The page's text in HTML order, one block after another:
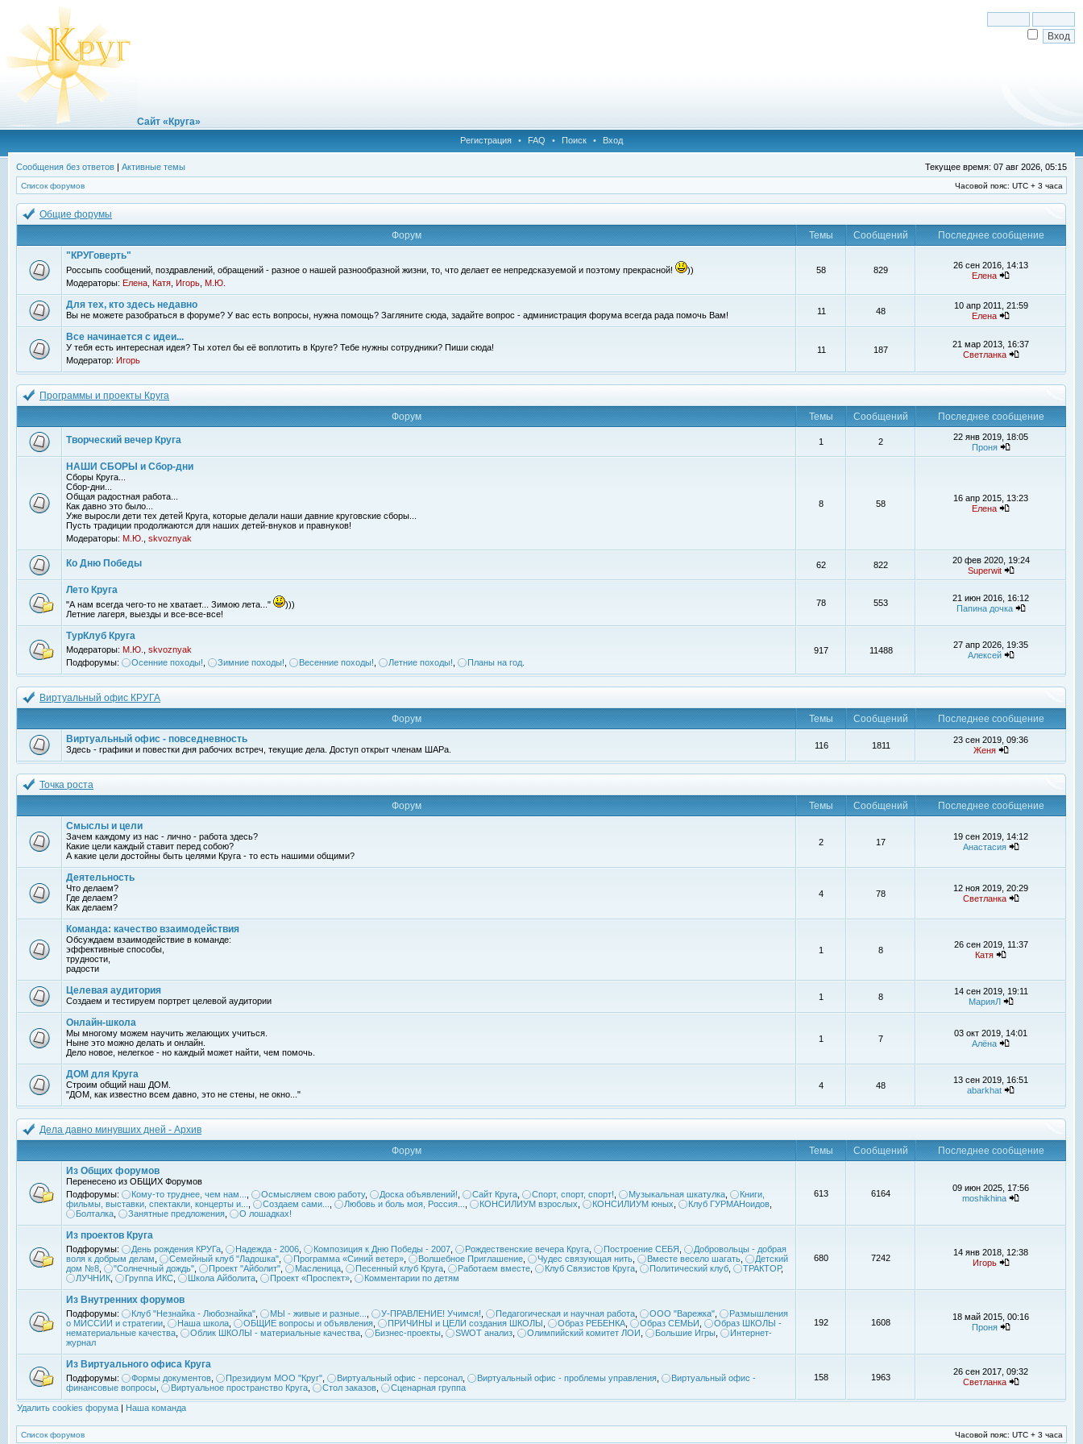
Сайт «Круга»
Регистрация • FAQ • Поиск • Вход
Сообщения без ответов | Активные темы Текущее время: 07 авг 2026, 05:15
Список форумов Часовой пояс: UTC + 3 часа
Общие форумы
Форум
Темы Сообщений
Последнее сообщение
"КРУГоверть"
Россыпь сообщений, поздравлений, обращений - разное о нашей разнообразной жизни, то, что делает ее непредсказуемой и поэтому прекрасной!
))
Модераторы: Елена Катя Игорь М.Ю.
58 829
26 сен 2016, 14:13
Елена
Для тех, кто здесь недавно
Вы не можете разобраться в форуме? У вас есть вопросы, нужна помощь? Загляните сюда, задайте вопрос - администрация форума всегда рада помочь Вам! 11 48
10 апр 2011, 21:59
Елена
Все начинается с идеи...
У тебя есть интересная идея? Ты хотел бы её воплотить в Круге? Тебе нужны сотрудники? Пиши сюда!
Модератор: Игорь
11 187
21 мар 2013, 16:37
Светланка
Программы и проекты Круга
Форум
Темы Сообщений Последнее сообщение
Творческий вечер Круга 1 2
22 янв 2019, 18:05
Проня
НАШИ СБОРЫ и Сбор-дни
Сборы Круга...
Сбор-дни...
Общая радостная работа...
Как давно это было...
Уже выросли дети тех детей Круга, которые делали наши давние круговские сборы...
Пусть традиции продолжаются для наших детей-внуков и правнуков!
Модераторы: М.Ю. skvoznyak
8 58
16 апр 2015, 13:23
Елена
Ко Дню Победы 62 822
20 фев 2020, 19:24
Superwit
Лето Круга
"А нам всегда чего-то не хватает... Зимою лета..."
)))
Летние лагеря, выезды и все-все-все!
78 553
21 июн 2016, 16:12
Папина дочка
ТурКлуб Круга
Модераторы: М.Ю.
skvoznyak
Подфорумы:
Осенние походы! Зимние походы! Весенние походы! Летние походы! Планы на год.
917 11488
27 апр 2026, 19:35
Алексей
Виртуальный офис КРУГА
Форум
Темы Сообщений
Последнее сообщение
Виртуальный офис - повседневность
Здесь - графики и повестки дня рабочих встреч, текущие дела. Доступ открыт членам ШАРа. 116 1811
23 сен 2019, 09:36
Женя
Точка роста
Форум
Темы Сообщений
Последнее сообщение
Смыслы и цели
Зачем каждому из нас - лично - работа здесь?
Какие цели каждый ставит перед собою?
А какие цели достойны быть целями Круга - то есть нашими общими?
2 17
19 сен 2019, 14:12
Анастасия
Деятельность
Что делаем?
Где делаем?
Как делаем?
4 78
12 ноя 2019, 20:29
Светланка
Команда: качество взаимодействия
Обсуждаем взаимодействие в команде:
эффективные способы,
трудности,
радости
1 8
26 сен 2019, 11:37
Катя
Целевая аудитория
Создаем и тестируем портрет целевой аудитории 1 8
14 сен 2019, 19:11
МарияЛ
Онлайн-школа
Мы многому можем научить желающих учиться.
Ныне это можно делать и онлайн.
Дело новое, нелегкое - но каждый может найти, чем помочь.
1 7
03 окт 2019, 14:01
Алёна
ДОМ для Круга
Строим общий наш ДОМ.
"ДОМ, как известно всем давно, это не стены, не окно..."
4 48
13 сен 2019, 16:51
abarkhat
Дела давно минувших дней - Архив
Форум
Темы Сообщений
Последнее сообщение
Из Общих форумов
Перенесено из ОБЩИХ Форумов
Подфорумы:
Кому-то труднее, чем нам... Осмысляем свою работу, Доска объявлений! Сайт Круга Спорт, спорт, спорт! Музыкальная шкатулка
Книги,
фильмы, выставки, спектакли, концерты и...
Создаем сами... Любовь и боль моя, Россия... КОНСИЛИУМ взрослых КОНСИЛИУМ юных Клуб ГУРМАНоидов
Болталка
Занятные предложения О лошадках!
613 6164
09 июн 2025, 17:56
moshikhina
Из проектов Круга
Подфорумы: День рождения КРУГа Надежда - 2006 Композиция к Дню Победы - 2007 Рождественские вечера Круга Построение СЕБЯ
Добровольцы - добрая
воля к добрым делам
Семейный клуб "Ладошка" Программа «Синий ветер» Волшебное Приглашение Чудес связующая нить Вместе весело шагать
Детский
дом №8
"Солнечный дождь" Проект "Айболит" Масленица Песенный клуб Круга Работаем вместе Клуб Связистов Круга Политический клуб ТРАКТОР,
ЛУЧНИК
Группа ИКС Школа Айболита Проект «Проспект» Комментарии по детям
680 7242
14 янв 2018, 12:38
Игорь
Из Внутренних форумов
Подфорумы: Клуб "Незнайка - Любознайка" МЫ - живые и разные... У-ПРАВЛЕНИЕ! Учимся! Педагогическая и научная работа ООО "Варежка"
Размышления
о МИССИИ и стратегии
Наша школа ОБЩИЕ вопросы и объявления ПРИЧИНЫ и ЦЕЛИ создания ШКОЛЫ Образ РЕБЕНКА Образ СЕМЬИ
Образ ШКОЛЫ -
нематериальные качества
Облик ШКОЛЫ - материальные качества Бизнес-проекты SWOT анализ Олимпийский комитет ЛОИ Большие Игры
Интернет-
журнал
192 1608
18 май 2015, 00:16
Проня
Из Виртуального офиса Круга
Подфорумы: Формы документов Президиум МОО "Круг" Виртуальный офис - персонал Виртуальный офис - проблемы управления
Виртуальный офис -
финансовые вопросы
Виртуальное пространство Круга Стол заказов Сценарная группа
158 1963
26 сен 2017, 09:32
Светланка
Удалить cookies форума | Наша команда
Список форумов Часовой пояс: UTC + 3 часа